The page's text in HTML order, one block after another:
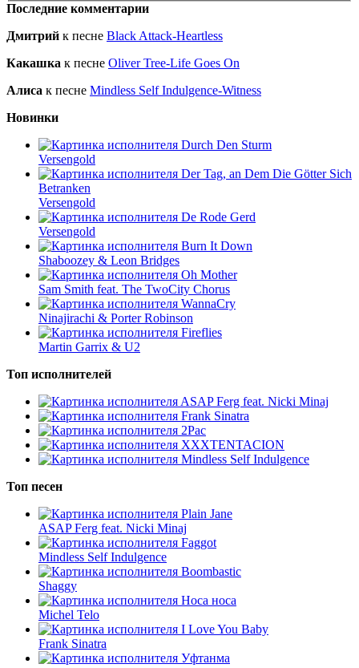
Последние комментарии
Дмитрий к песне Black Attack-Heartless
Какашка к песне Oliver Tree-Life Goes On
Алиса к песне Mindless Self Indulgence-Witness
Новинки
Durch Den Sturm
Versengold
Der Tag, an Dem Die Götter Sich
Betranken
Versengold
De Rode Gerd
Versengold
Burn It Down
Shaboozey & Leon Bridges
Oh Mother
Sam Smith feat. The TwoCity Chorus
WannaCry
Ninajirachi & Porter Robinson
Fireflies
Martin Garrix & U2
Топ исполнителей
ASAP Ferg feat. Nicki Minaj
Frank Sinatra
2Pac
XXXTENTACION
Mindless Self Indulgence
Топ песен
Plain Jane
ASAP Ferg feat. Nicki Minaj
Faggot
Mindless Self Indulgence
Boombastic
Shaggy
Носа носа
Michel Telo
I Love You Baby
Frank Sinatra
Уфтанма